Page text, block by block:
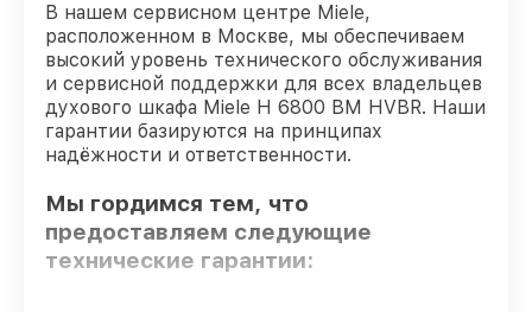
В нашем сервисном центре Miele,
расположенном в Москве, мы обеспечиваем
высокий уровень технического обслуживания
и сервисной поддержки для всех владельцев
духового шкафа Miele H 6800 BM HVBR. Наши
гарантии базируются на принципах
надёжности и ответственности.
Мы гордимся тем, что
предоставляем следующие
технические гарантии: